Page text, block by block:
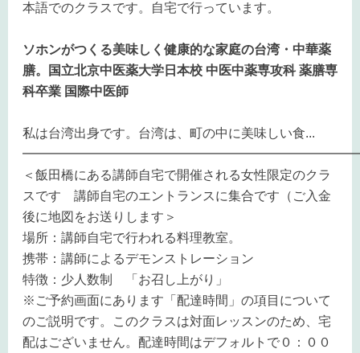
本語でのクラスです。自宅で行っています。
ソホンがつくる美味しく健康的な家庭の台湾・中華薬
膳。国立北京中医薬大学日本校 中医中薬専攻科 薬膳専
科卒業 国際中医師
私は台湾出身です。台湾は、町の中に美味しい食...
＜飯田橋にある講師自宅で開催される女性限定のクラ
スです 講師自宅のエントランスに集合です（ご入金
後に地図をお送りします＞
場所：講師自宅で行われる料理教室。
携帯：講師によるデモンストレーション
特徴：少人数制 「お召し上がり」
※ご予約画面にあります「配達時間」の項目について
のご説明です。このクラスは対面レッスンのため、宅
配はございません。配達時間はデフォルトで０：００